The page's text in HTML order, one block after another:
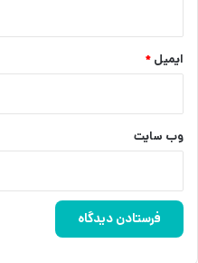
ایمیل *
وب‌ سایت